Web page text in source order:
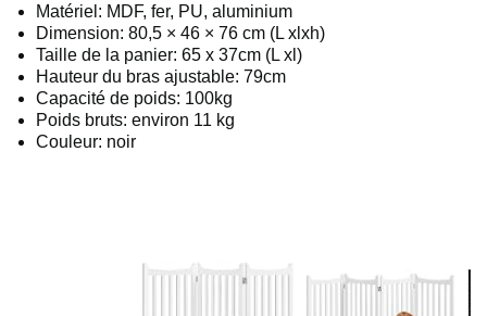
Matériel: MDF, fer, PU, aluminium
Dimension: 80,5 × 46 × 76 cm (L xlxh)
Taille de la panier: 65 x 37cm (L xl)
Hauteur du bras ajustable: 79cm
Capacité de poids: 100kg
Poids bruts: environ 11 kg
Couleur: noir